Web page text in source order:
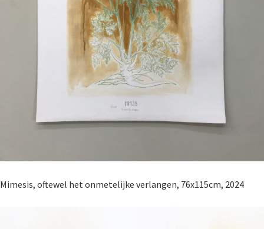
Mimesis, oftewel het onmetelijke verlangen, 76x115cm, 2024